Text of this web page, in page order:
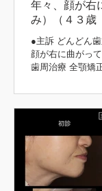
年々、顔が右
み）（４３歳
●主訴 どんどん
顔が右に曲がっ
歯周治療 全顎矯
矯正後 矯正前後